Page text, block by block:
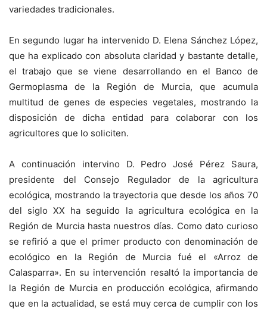
variedades tradicionales.
En segundo lugar ha intervenido D. Elena Sánchez López,
que ha explicado con absoluta claridad y bastante detalle,
el trabajo que se viene desarrollando en el Banco de
Germoplasma de la Región de Murcia, que acumula
multitud de genes de especies vegetales, mostrando la
disposición de dicha entidad para colaborar con los
agricultores que lo soliciten.
A continuación intervino D. Pedro José Pérez Saura,
presidente del Consejo Regulador de la agricultura
ecológica, mostrando la trayectoria que desde los años 70
del siglo XX ha seguido la agricultura ecológica en la
Región de Murcia hasta nuestros días. Como dato curioso
se refirió a que el primer producto con denominación de
ecológico en la Región de Murcia fué el «Arroz de
Calasparra». En su intervención resaltó la importancia de
la Región de Murcia en producción ecológica, afirmando
que en la actualidad, se está muy cerca de cumplir con los